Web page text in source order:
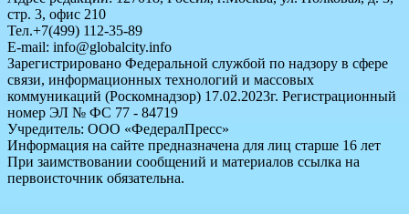
стр. 3, офис 210
Тел.+7(499) 112-35-89
E-mail: info@globalcity.info
Зарегистрировано Федеральной службой по надзору в сфере
связи, информационных технологий и массовых
коммуникаций (Роскомнадзор) 17.02.2023г. Регистрационный
номер ЭЛ № ФС 77 - 84719
Учредитель: ООО «ФедералПресс»
Информация на сайте предназначена для лиц старше 16 лет
При заимствовании сообщений и материалов ссылка на
первоисточник обязательна.